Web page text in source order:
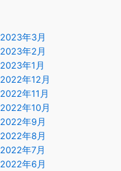
2023年3月
2023年2月
2023年1月
2022年12月
2022年11月
2022年10月
2022年9月
2022年8月
2022年7月
2022年6月